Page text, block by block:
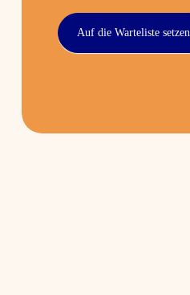
Auf die Warteliste setzen